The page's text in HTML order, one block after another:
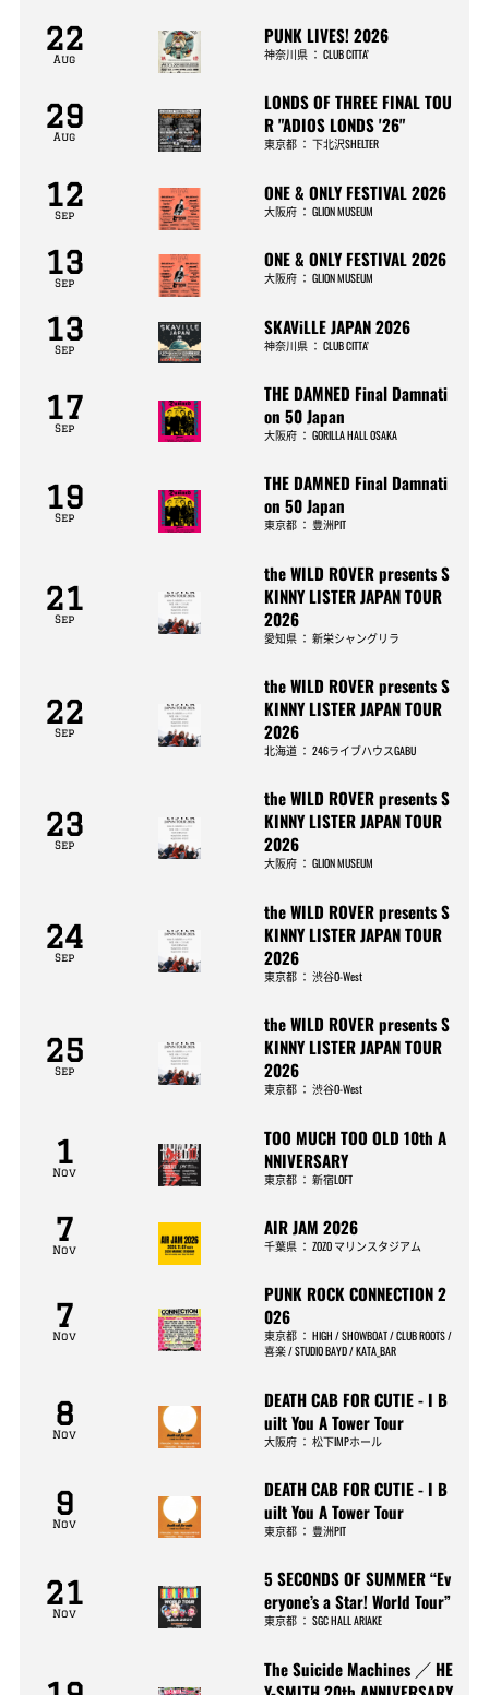
22
Aug
PUNK LIVES! 2026
神奈川県 ：CLUB CITTA’
29
Aug
LONDS OF THREE FINAL TOU
R "ADIOS LONDS '26"
東京都 ：下北沢SHELTER
12
Sep
ONE & ONLY FESTIVAL 2026
大阪府 ：GLION MUSEUM
13
Sep
ONE & ONLY FESTIVAL 2026
大阪府 ：GLION MUSEUM
13
Sep
SKAViLLE JAPAN 2026
神奈川県 ：CLUB CITTA’
17
Sep
THE DAMNED Final Damnati
on 50 Japan
大阪府 ：GORILLA HALL OSAKA
19
Sep
THE DAMNED Final Damnati
on 50 Japan
東京都 ：豊洲PIT
21
Sep
the WILD ROVER presents S
KINNY LISTER JAPAN TOUR
2026
愛知県 ：新栄シャングリラ
22
Sep
the WILD ROVER presents S
KINNY LISTER JAPAN TOUR
2026
北海道 ：246ライブハウスGABU
23
Sep
the WILD ROVER presents S
KINNY LISTER JAPAN TOUR
2026
大阪府 ：GLION MUSEUM
24
Sep
the WILD ROVER presents S
KINNY LISTER JAPAN TOUR
2026
東京都 ：渋谷O-West
25
Sep
the WILD ROVER presents S
KINNY LISTER JAPAN TOUR
2026
東京都 ：渋谷O-West
1
Nov
TOO MUCH TOO OLD 10th A
NNIVERSARY
東京都 ：新宿LOFT
7
Nov
AIR JAM 2026
千葉県 ：ZOZO マリンスタジアム
7
Nov
PUNK ROCK CONNECTION 2
026
東京都 ：HIGH / SHOWBOAT / CLUB ROOTS /
喜楽 / STUDIO BAYD / KATA_BAR
8
Nov
DEATH CAB FOR CUTIE - I B
uilt You A Tower Tour
大阪府 ：松下IMPホール
9
Nov
DEATH CAB FOR CUTIE - I B
uilt You A Tower Tour
東京都 ：豊洲PIT
21
Nov
5 SECONDS OF SUMMER “Ev
eryone’s a Star! World Tour”
東京都 ：SGC HALL ARIAKE
The Suicide Machines ／ HE